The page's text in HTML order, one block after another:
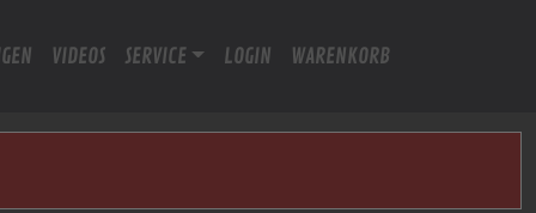
VIDEOS SERVICE LOGIN WARENKORB